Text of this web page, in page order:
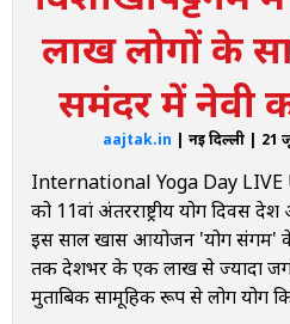
8:34 AM
International Yoga Day: CM
योग दिवस सेशन में भाग लिया
8:18 AM
Yoga Day: निर्मला सीतारमण ने
नेतृत्व
8:09 AM
International Yoga Day:
किया योग
लाख लोगों के
समंदर में नेवी
aajtak.in | नई दिल्ली | 21
International Yoga Day
को 11वां अंतरराष्ट्रीय योग दिवस देश
इस साल खास आयोजन 'योग संगम'
तक देशभर के एक लाख से ज्यादा
मुताबिक सामूहिक रूप से लोग योग